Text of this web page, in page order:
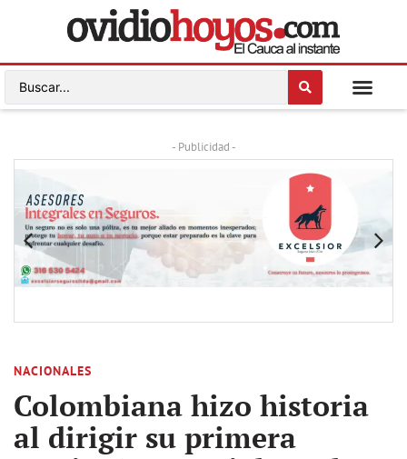
- Publicidad -
NACIONALES
Colombiana hizo historia
al dirigir su primera